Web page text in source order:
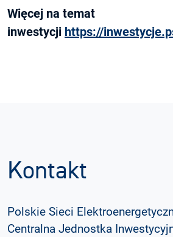
Więcej na temat
inwestycji https://
Kontakt
Polskie Sieci
Centralna Jednostka